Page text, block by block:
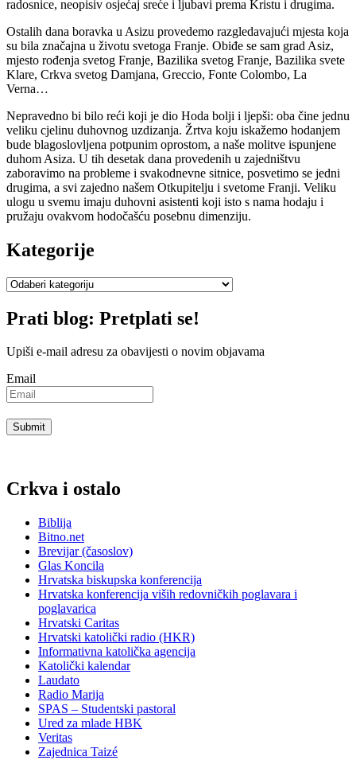
radosnice, neopisiv osjećaj sreće i ljubavi prema Kristu i drugima.
Ostalih dana boravka u Asizu provedemo razgledavajući mjesta koja
su bila značajna u životu svetoga Franje. Obiđe se sam grad Asiz,
mjesto rođenja svetog Franje, Bazilika svetog Franje, Bazilika svete
Klare, Crkva svetog Damjana, Greccio, Fonte Colombo, La
Verna…
Nepravedno bi bilo reći koji je dio Hoda bolji i ljepši: oba čine jednu
veliku cjelinu duhovnog uzdizanja. Žrtva koju iskažemo hodanjem
bude blagoslovljena potpunim oprostom, a naše molitve ispunjene
duhom Asiza. U tih desetak dana provedenih u zajedništvu
zaboravimo na probleme i svakodnevne sitnice, posvetimo se jedni
drugima, a svi zajedno našem Otkupitelju i svetome Franji. Veliku
ulogu u svemu imaju duhovni asistenti koji isto s nama hodaju i
pružaju ovakvom hodočašću posebnu dimenziju.
Kategorije
Kategorije
Prati blog: Pretplati se!
Upiši e-mail adresu za obavijesti o novim objavama
Email
Crkva i ostalo
Biblija
Bitno.net
Brevijar (časoslov)
Glas Koncila
Hrvatska biskupska konferencija
Hrvatska konferencija viših redovničkih poglavara i
poglavarica
Hrvatski Caritas
Hrvatski katolički radio (HKR)
Informativna katolička agencija
Katolički kalendar
Laudato
Radio Marija
SPAS – Studentski pastoral
Ured za mlade HBK
Veritas
Zajednica Taizé